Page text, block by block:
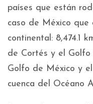
países que están
caso de México que
continental: 8,474.1
de Cortés y el Golfo
Golfo de México y
cuenca del Océano